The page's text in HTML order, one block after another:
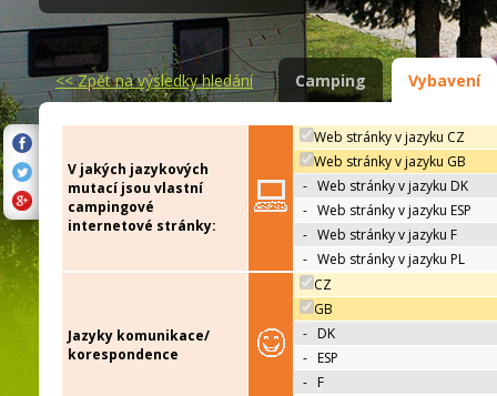
<<Zpět na výsledky hledání Camping Vybavení
V jakých jazykových
mutací jsou vlastní
campingové
internetové stránky:
Web stránky v jazyku CZ
Web stránky v jazyku GB
- Web stránky v jazyku DK
- Web stránky v jazyku ESP
- Web stránky v jazyku F
- Web stránky v jazyku PL
Jazyky komunikace/
korespondence
CZ
GB
- DK
- ESP
- F